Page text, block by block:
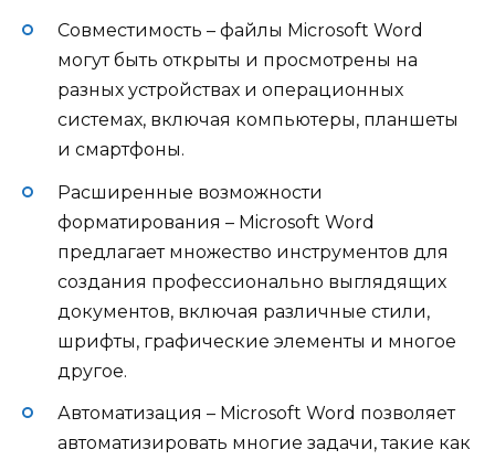
Совместимость – файлы Microsoft Word
могут быть открыты и просмотрены на
разных устройствах и операционных
системах, включая компьютеры, планшеты
и смартфоны.
Расширенные возможности
форматирования – Microsoft Word
предлагает множество инструментов для
создания профессионально выглядящих
документов, включая различные стили,
шрифты, графические элементы и многое
другое.
Автоматизация – Microsoft Word позволяет
автоматизировать многие задачи, такие как